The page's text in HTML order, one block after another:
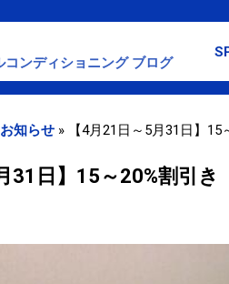
スキップし
ンディショニング ブログ
お知らせ » 【4月21日～5月31日】15
31日】15～20%割引き